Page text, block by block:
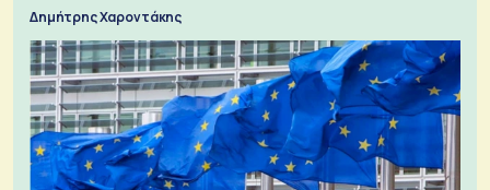
Δημήτρης Χαροντάκης